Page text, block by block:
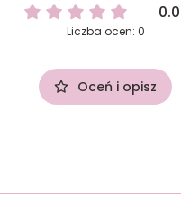
Liczba ocen: 0
Oceń i opisz